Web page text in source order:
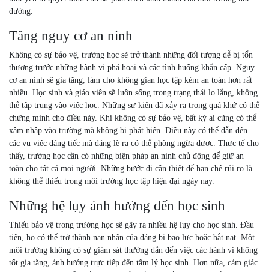
đường.
Tăng nguy cơ an ninh
Không có sự bảo vệ, trường học sẽ trở thành những đối tượng dễ bị tổn
thương trước những hành vi phá hoại và các tình huống khẩn cấp. Nguy
cơ an ninh sẽ gia tăng, làm cho không gian học tập kém an toàn hơn rất
nhiều. Học sinh và giáo viên sẽ luôn sống trong trạng thái lo lắng, không
thể tập trung vào việc học. Những sự kiện đã xảy ra trong quá khứ có thể
chứng minh cho điều này. Khi không có sự bảo vệ, bất kỳ ai cũng có thể
xâm nhập vào trường mà không bị phát hiện. Điều này có thể dẫn đến
các vụ việc đáng tiếc mà đáng lẽ ra có thể phòng ngừa được. Thực tế cho
thấy, trường học cần có những biện pháp an ninh chủ động để giữ an
toàn cho tất cả mọi người. Những bước đi cần thiết để hạn chế rủi ro là
không thể thiếu trong môi trường học tập hiện đại ngày nay.
Những hệ lụy ảnh hưởng đến học sinh
Thiếu bảo vệ trong trường học sẽ gây ra nhiều hệ lụy cho học sinh. Đầu
tiên, họ có thể trở thành nạn nhân của đáng bị bạo lực hoặc bắt nạt. Một
môi trường không có sự giám sát thường dẫn đến việc các hành vi không
tốt gia tăng, ảnh hưởng trực tiếp đến tâm lý học sinh. Hơn nữa, cảm giác